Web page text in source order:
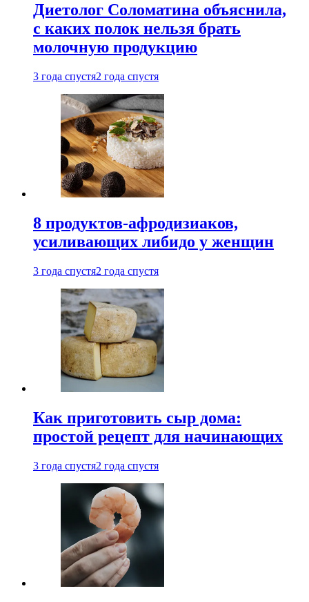
Диетолог Соломатина объяснила,
с каких полок нельзя брать
молочную продукцию
3 года спустя2 года спустя
8 продуктов-афродизиаков,
усиливающих либидо у женщин
3 года спустя2 года спустя
Как приготовить сыр дома:
простой рецепт для начинающих
3 года спустя2 года спустя